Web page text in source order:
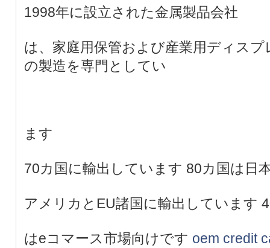
1998年に設立された金属製品会社
は、家庭用保管および産業用ディス
の製造を専門としてい
ます
70カ国に輸出しています 80カ国は日
アメリカとEU諸国に輸出しています
はeコマース市場向けです oem credit